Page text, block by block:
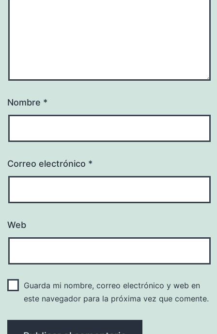
Nombre *
Correo electrónico *
Web
Guarda mi nombre, correo electrónico y web en
este navegador para la próxima vez que comente.